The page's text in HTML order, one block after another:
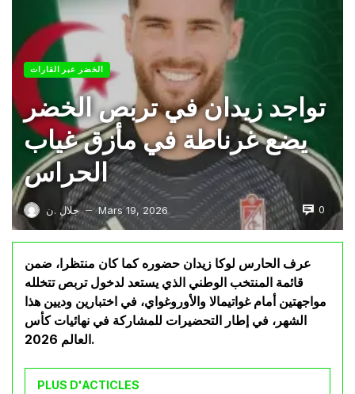
الخضر عبر القارات
تواجد زيدان في تربص الخضر
يضع غرناطة في مأزق غياب
الحراس
جلال .ن — Mars 19, 2026 0
عرف الحارس لوكا زيدان حضوره كما كان منتظرا، ضمن
قائمة المنتخب الوطني الذي يستعد لدخول تربص تتخلله
مواجهتين أمام غواتيمالا والأوروغواي، في اختبارين وديين هذا
الشهر، في إطار التحضيرات للمشاركة في نهائيات كأس
العالم 2026.
PLUS D'ACTICLES